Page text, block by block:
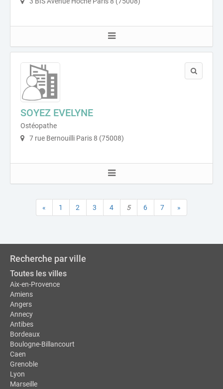
SOYEZ EVELYNE
Ostéopathe
7 rue Bernouilli Paris 8 (75008)
« 1 2 3 4 5 6 7 »
Recherche par ville
Toutes les villes
Aix-en-Provence
Amiens
Angers
Annecy
Antibes
Bordeaux
Boulogne-Billancourt
Caen
Grenoble
Lyon
Marseille